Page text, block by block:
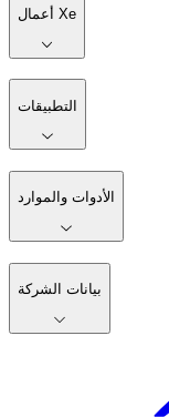
أعمال Xe
التطبيقات
الأدوات والموارد
بيانات الشركة